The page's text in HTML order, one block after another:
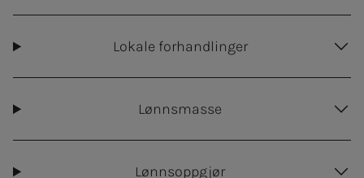
Lokale forhandlinger
Lønnsmasse
Lønnsoppgjør